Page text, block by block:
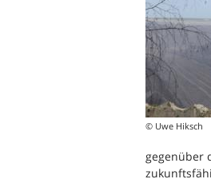
© Uwe Hiksch
gegenüber